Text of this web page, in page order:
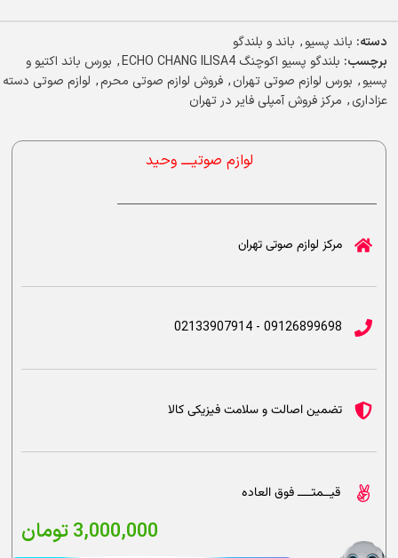
دسته: باند پسیو, باند و بلندگو
برچسب: بلندگو پسیو اکوچنگ ECHO CHANG ILISA4 , بورس باند اکتیو و
پسیو, بورس لوازم صوتی تهران, فروش لوازم صوتی محرم, لوازم صوتی دسته
عزاداری, مرکز فروش آمپلی فایر در تهران
لوازم صوتیــــ وحید
مرکز لوازم صوتی تهران
09126899698 - 02133907914
تضمین اصالت و سلامت فیزیکی کالا
قیــمتــــ فوق العاده
3,000,000تومان